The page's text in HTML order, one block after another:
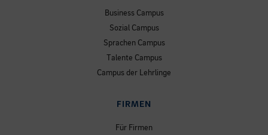
Business Campus
Sozial Campus
Sprachen Campus
Talente Campus
Campus der Lehrlinge
FIRMEN
Für Firmen